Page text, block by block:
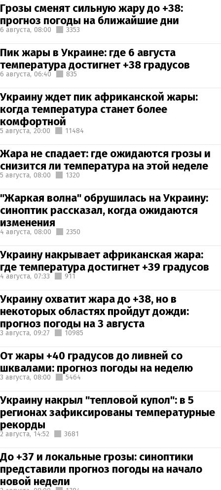
Грозы сменят сильную жару до +38:
прогноз погоды на ближайшие дни
6 августа, 08:00 3353
Пик жары в Украине: где 6 августа
температура достигнет +38 градусов
6 августа, 06:40 835
Украину ждет пик африканской жары:
когда температура станет более
комфортной
5 августа, 20:00 11484
Жара не спадает: где ожидаются грозы и
снизится ли температура на этой неделе
5 августа, 08:00 1320
"Жаркая волна" обрушилась на Украину:
синоптик рассказал, когда ожидаются
изменения
4 августа, 08:00 2350
Украину накрывает африканская жара:
где температура достигнет +39 градусов
4 августа, 07:33 911
Украину охватит жара до +38, но в
некоторых областях пройдут дожди:
прогноз погоды на 3 августа
3 августа, 09:27 10985
От жары +40 градусов до ливней со
шквалами: прогноз погоды на неделю
3 августа, 08:00 5464
Украину накрыл "тепловой купол": в 5
регионах зафиксированы температурные
рекорды
2 августа, 14:52 3681
До +37 и локальные грозы: синоптики
представили прогноз погоды на начало
новой недели